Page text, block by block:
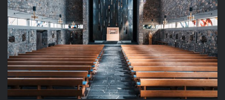
Eine Kirchenorgel entsteht